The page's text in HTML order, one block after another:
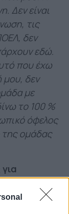
Δεν είναι
τις
δεν
εδώ.
που έχω
μου, δεν
με
το 100 %
όφελος
της ομάδας
τη στιγμή